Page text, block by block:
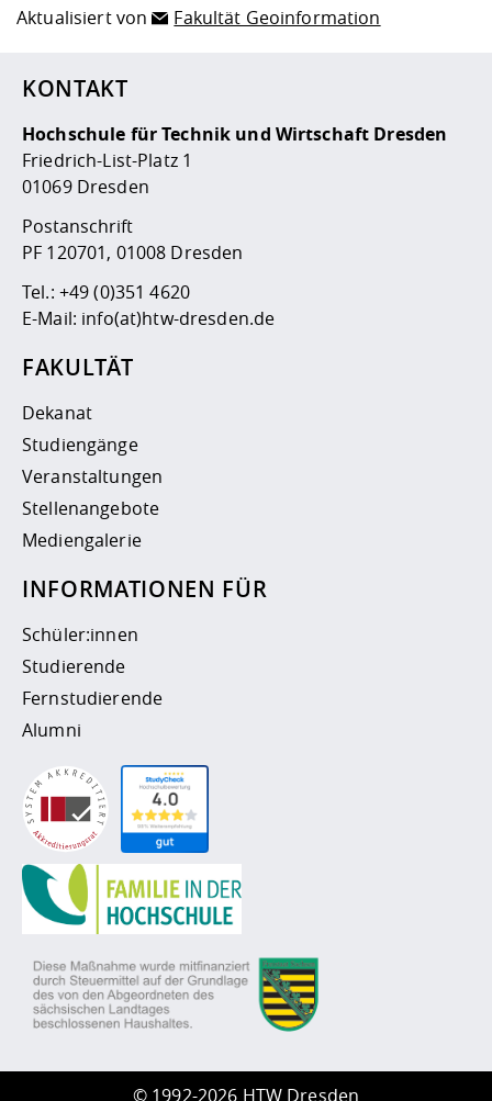
Aktualisiert von Fakultät Geoinformation
KONTAKT
Hochschule für Technik und Wirtschaft Dresden
Friedrich-List-Platz 1
01069 Dresden
Postanschrift
PF 120701, 01008 Dresden
Tel.: +49 (0)351 4620
E-Mail: info(at)htw-dresden.de
FAKULTÄT
Dekanat
Studiengänge
Veranstaltungen
Stellenangebote
Mediengalerie
INFORMATIONEN FÜR
Schüler:innen
Studierende
Fernstudierende
Alumni
© 1992-2026 HTW Dresden